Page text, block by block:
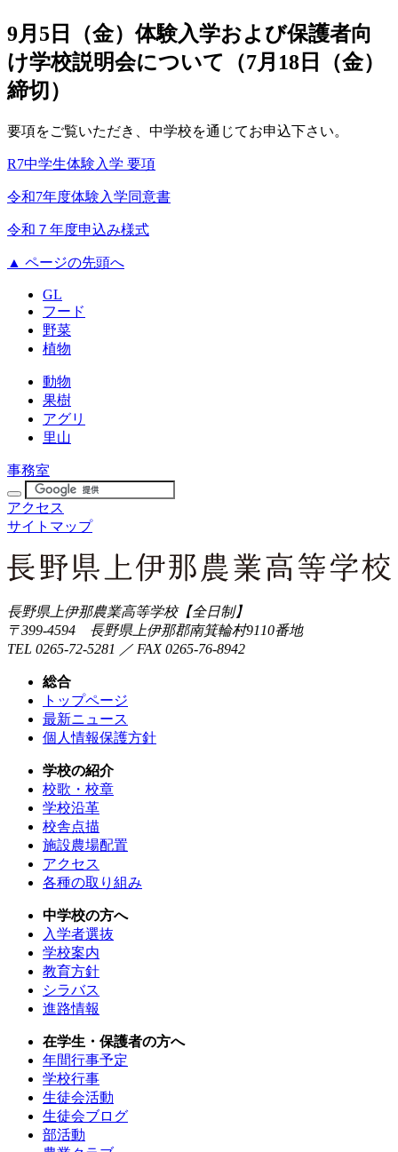
9月5日（金）体験入学および保護者向
け学校説明会について（7月18日（金）
締切）
要項をご覧いただき、中学校を通じてお申込下さい。
R7中学生体験入学 要項
令和7年度体験入学同意書
令和７年度申込み様式
▲ ページの先頭へ
GL
フード
野菜
植物
動物
果樹
アグリ
里山
事務室
アクセス
サイトマップ
長野県上伊那農業高等学校【全日制】
〒399-4594 長野県上伊那郡南箕輪村9110番地
TEL 0265-72-5281 ／ FAX 0265-76-8942
総合
トップページ
最新ニュース
個人情報保護方針
学校の紹介
校歌・校章
学校沿革
校舎点描
施設農場配置
アクセス
各種の取り組み
中学校の方へ
入学者選抜
学校案内
教育方針
シラバス
進路情報
在学生・保護者の方へ
年間行事予定
学校行事
生徒会活動
生徒会ブログ
部活動